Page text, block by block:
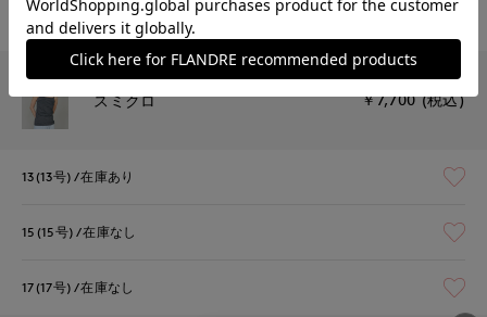
17(17号) 在庫なし
スミクロ ￥7,700 (税込)
13(13号) 在庫あり
15(15号) 在庫なし
17(17号) 在庫なし